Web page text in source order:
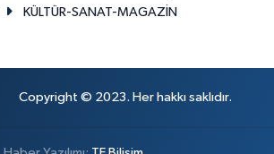
KÜLTÜR-SANAT-MAGAZİN
Copyright © 2023. Her hakkı saklıdır.